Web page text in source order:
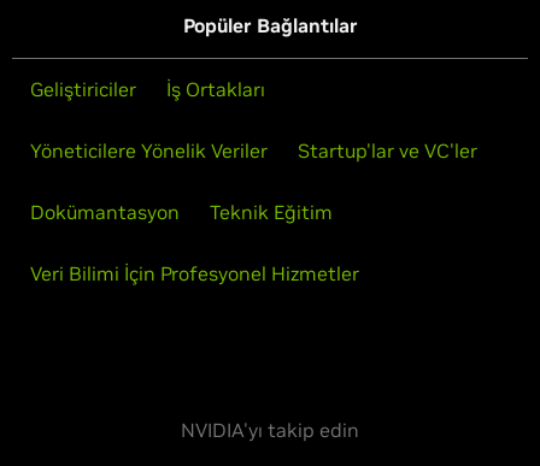
Popüler Bağlantılar
Geliştiriciler İş Ortakları
Yöneticilere Yönelik Veriler Startup'lar ve VC'ler
Dokümantasyon Teknik Eğitim
Veri Bilimi İçin Profesyonel Hizmetler
NVIDIA'yı takip edin